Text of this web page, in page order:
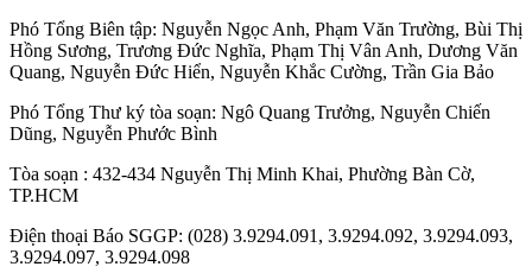
Phó Tổng Biên tập: Nguyễn Ngọc Anh, Phạm Văn Trường, Bùi Thị
Hồng Sương, Trương Đức Nghĩa, Phạm Thị Vân Anh, Dương Văn
Quang, Nguyễn Đức Hiển, Nguyễn Khắc Cường, Trần Gia Bảo
Phó Tổng Thư ký tòa soạn: Ngô Quang Trưởng, Nguyễn Chiến
Dũng, Nguyễn Phước Bình
Tòa soạn : 432-434 Nguyễn Thị Minh Khai, Phường Bàn Cờ,
TP.HCM
Điện thoại Báo SGGP: (028) 3.9294.091, 3.9294.092, 3.9294.093,
3.9294.097, 3.9294.098